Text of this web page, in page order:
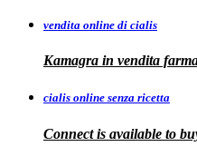
vendita online di cialis
Kamagra in vendita
cialis online senza ricetta
Connect is available to